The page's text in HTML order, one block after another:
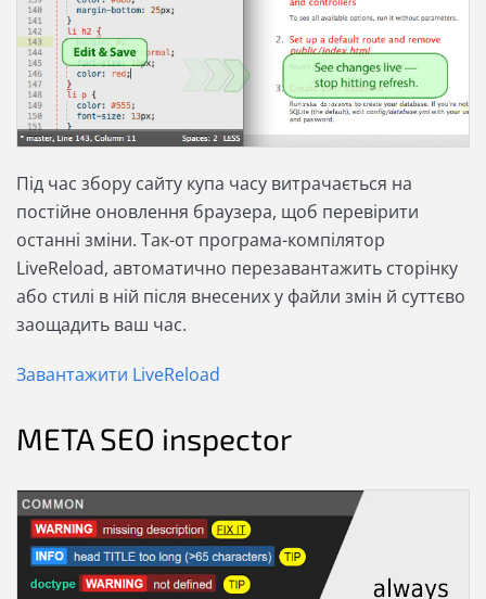
Під час збору сайту купа часу витрачається на
постійне оновлення браузера, щоб перевірити
останні зміни. Так-от програма-компілятор
LiveReload, автоматично перезавантажить сторінку
або стилі в ній після внесених у файли змін й суттєво
заощадить ваш час.
Завантажити LiveReload
META SEO inspector